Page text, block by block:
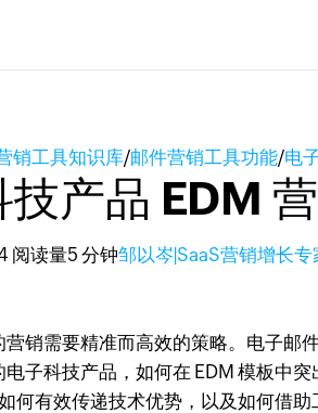
销工具知识库/邮件营销工具功能/电
技产品 EDM
阅读量5 分钟邹以岑|SaaS营销增长专
营销需要精准而高效的策略。电子邮
子科技产品，如何在 EDM 模板中
何有效传递技术优势，以及如何借助